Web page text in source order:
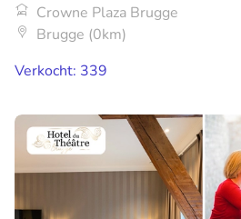
Crowne Plaza Brugge
Brugge (0km)
Verkocht: 339